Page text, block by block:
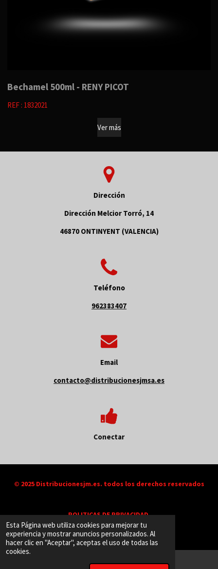
Esta Página web utiliza cookies para mejorar tu
experiencia y mostrar anuncios personalizados. Al
hacer clic en "Aceptar", aceptas el uso de todas las
cookies.
Bechamel 500ml - RENY PICOT
REF : 1832021
Ver más
Dirección
Dirección Melcior Torró, 14
46870 ONTINYENT (VALENCIA)
Teléfono
962383407
Email
contacto@distribucionesjmsa.es
Conectar
© 2025 Distribucionesjm.es. todos los derechos reservados
POLITICAS DE PRIVACIDAD
Diseño :DistribucionesJM